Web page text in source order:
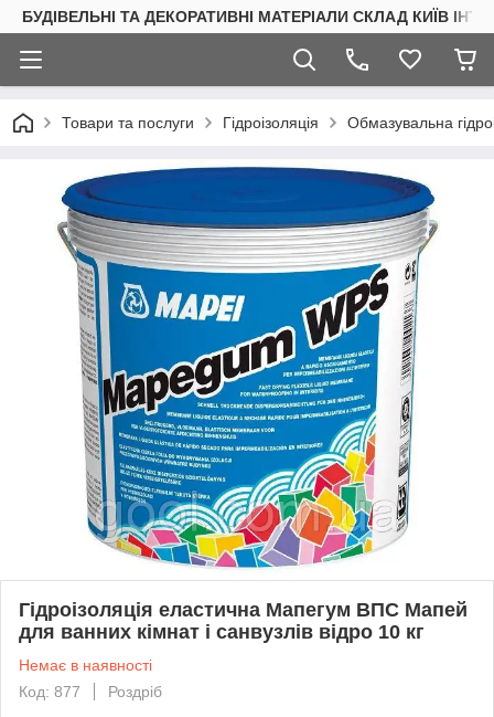
БУДІВЕЛЬНІ ТА ДЕКОРАТИВНІ МАТЕРІАЛИ СКЛАД КИЇВ
Товари та послуги Гідроізоляція Обмазувальна
Гідроізоляція еластична Мапегум ВПС Мапей
для ванних кімнат і санвузлів відро 10 кг
Немає в наявності
Код: 877
Роздріб